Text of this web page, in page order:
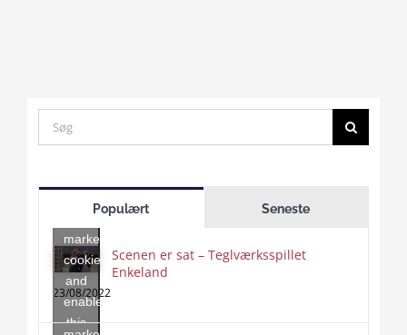
Search
for:
Populært Seneste
accept
marketing
cookies
and
enable
this
Scenen er sat – Teglværksspillet
Enkeland
23/08/2022
Click
to